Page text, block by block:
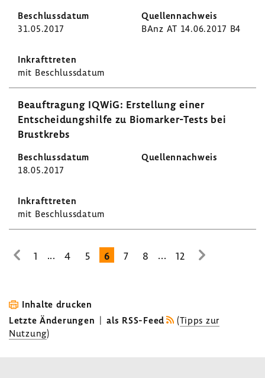
31.05.2017 BAnz AT 14.06.2017 B4
mit Beschluss­datum
Beauf­tra­gung IQWiG: Erstel­lung einer
Entschei­dungs­hilfe zu Biomarker-​Tests bei
Brust­krebs
18.05.2017
mit Beschluss­datum
zur
Seite
1 ... 4 5 6 7 8 ... 12
zur
Inhalte drucken
Letzte Änderungen | als RSS-Feed (Tipps zur
Nutzung)